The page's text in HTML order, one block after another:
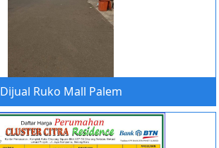
Dijual Ruko Mall Palem